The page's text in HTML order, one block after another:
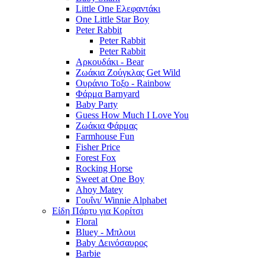
Little One Ελεφαντάκι
One Little Star Boy
Peter Rabbit
Peter Rabbit
Peter Rabbit
Αρκουδάκι - Bear
Ζωάκια Ζούγκλας Get Wild
Ουράνιο Τοξο - Rainbow
Φάρμα Barnyard
Baby Party
Guess How Much I Love You
Ζωάκια Φάρμας
Farmhouse Fun
Fisher Price
Forest Fox
Rocking Horse
Sweet at One Boy
Ahoy Matey
Γουΐνι/ Winnie Alphabet
Είδη Πάρτυ για Κορίτσι
Floral
Bluey - Μπλουι
Baby Δεινόσαυρος
Barbie